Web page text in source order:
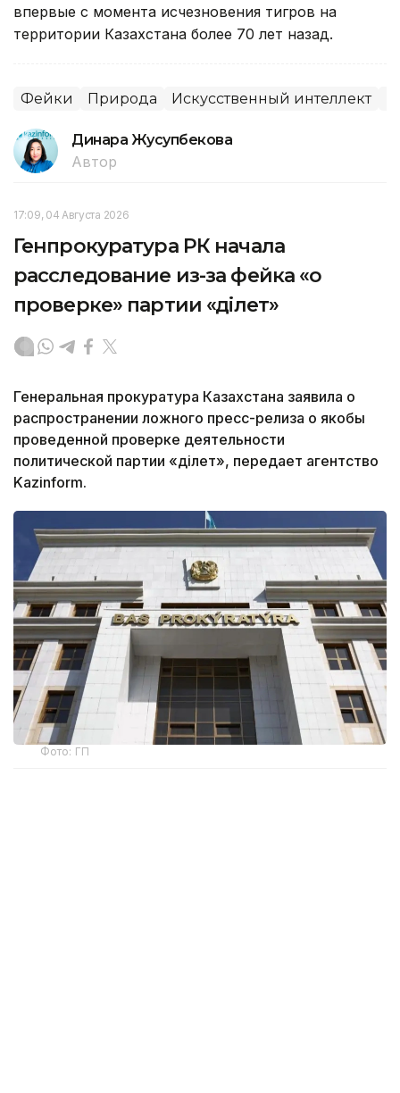
впервые с момента исчезновения тигров на
территории Казахстана более 70 лет назад.
Фейки Природа Искусственный интеллект
Динара Жусупбекова
Автор
17:09, 04 Августа 2026
Генпрокуратура РК начала
расследование из-за фейка «о
проверке» партии «Әділет»
Генеральная прокуратура Казахстана заявила о
распространении ложного пресс-релиза о якобы
проведенной проверке деятельности
политической партии «Әділет», передает агентство
Kazinform.
Фото: ГП